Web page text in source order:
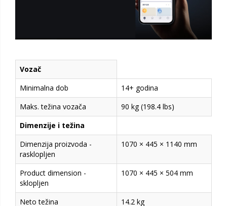
Vozač
Minimalna dob
14+ godina
Maks. težina vozača
90 kg (198.4 lbs)
Dimenzije i težina
Dimenzija proizvoda -
rasklopljen
1070 × 445 × 1140 mm
Product dimension -
sklopljen
1070 × 445 × 504 mm
Neto težina 14.2 kg